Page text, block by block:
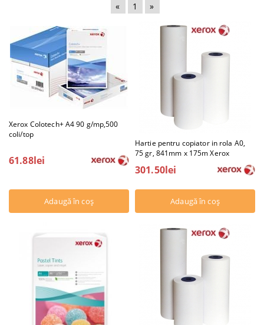
« 1 »
Xerox Colotech+ A4 90 g/mp,500
coli/top
61.88lei
Hartie pentru copiator in rola A0,
75 gr, 841mm x 175m Xerox
301.50lei